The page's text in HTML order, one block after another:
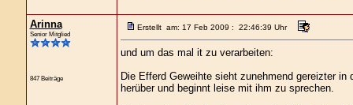
Arinna
Senior Mitglied
847 Beiträge
Erstellt am: 17 Feb 2009 : 22:46:39 Uhr
und um das mal it zu verarbeiten:
Die Efferd Geweihte sieht zunehmend gereizter
herüber und beginnt leise mit ihm zu sprechen.